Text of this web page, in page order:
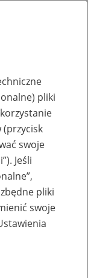
pracy
pliki
(przycisk
swoje
Jeśli
pliki
swoje